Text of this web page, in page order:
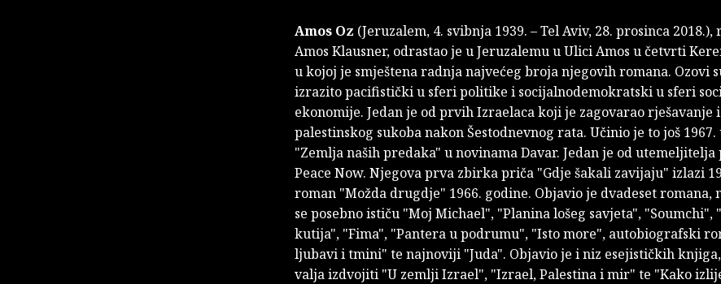
Amos Oz (Jeruzalem, 4. svibnja 1939. – Tel Aviv, 28. prosinca 2018.),
Amos Klausner, odrastao je u Jeruzalemu u Ulici Amos u četvrti
u kojoj je smještena radnja najvećeg broja njegovih romana. Ozovi
izrazito pacifistički u sferi politike i socijalnodemokratski u sferi
ekonomije. Jedan je od prvih Izraelaca koji je zagovarao rješavanje
palestinskog sukoba nakon Šestodnevnog rata. Učinio je to još
"Zemlja naših predaka" u novinama Davar. Jedan je od
Peace Now. Njegova prva zbirka priča "Gdje šakali zavijaju" izlazi
roman "Možda drugdje" 1966. godine. Objavio je dvadeset romana,
se posebno ističu "Moj Michael", "Planina lošeg savjeta", "Soumchi",
kutija", "Fima", "Pantera u podrumu", "Isto more", autobiografski
ljubavi i tmini" te najnoviji "Juda". Objavio je i niz esejističkih
valja izdvojiti "U zemlji Izrael", "Izrael, Palestina i mir" te "Kako